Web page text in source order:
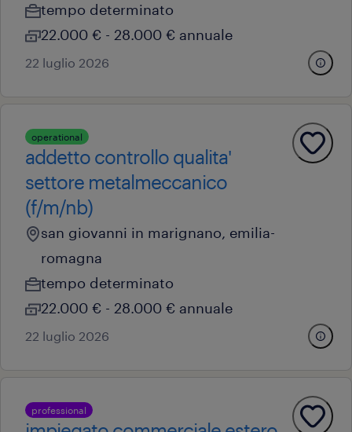
tempo determinato
22.000 € - 28.000 € annuale
22 luglio 2026
operational
addetto controllo qualita'
settore metalmeccanico
(f/m/nb)
san giovanni in marignano, emilia-
romagna
tempo determinato
22.000 € - 28.000 € annuale
22 luglio 2026
professional